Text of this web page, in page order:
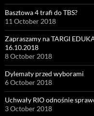
Basztowa 4 trafi do TBS?
11 October 2018
Zapraszamy na TARGI
16.10.2018
8 October 2018
Dylematy przed wyborami
6 October 2018
Uchwały RIO odnośnie
3 October 2018